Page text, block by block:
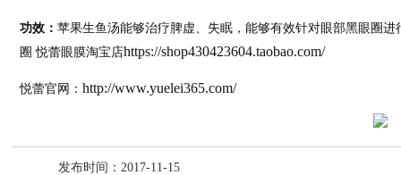
功效： 苹果生鱼汤能够治疗脾虚、失眠，能够有效针对眼部黑眼圈
圈 悦蕾眼膜淘宝店https://shop430423604.taobao.com/
悦蕾官网： http://www.yuelei365.com/
发布时间：2017-11-15